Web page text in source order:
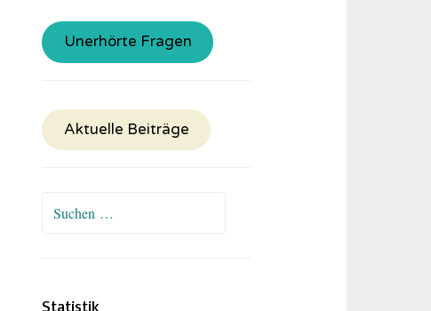
Unerhörte Fragen
Aktuelle Beiträge
Suchen
Statistik